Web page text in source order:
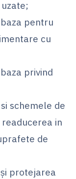
pentru
cu
privind
schemele de
in
de
protejarea